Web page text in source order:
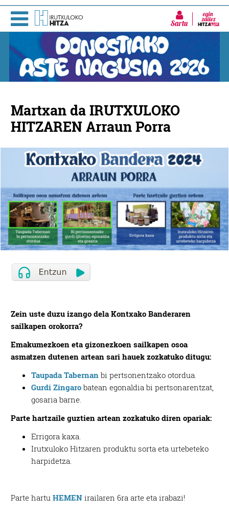
Sartu
Martxan da IRUTXULOKO
HITZAREN Arraun Porra
Zein uste duzu izango dela Kontxako Banderaren
sailkapen orokorra?
Emakumezkoen eta gizonezkoen sailkapen osoa
asmatzen dutenen artean sari hauek zozkatuko ditugu:
Taupada Tabernan bi pertsonentzako otordua.
Gurdi Zingaro batean egonaldia bi pertsonarentzat,
gosaria barne.
Parte hartzaile guztien artean zozkatuko diren opariak:
Errigora kaxa.
Irutxuloko Hitzaren produktu sorta eta urtebeteko
harpidetza.
Parte hartuHEMEN irailaren 6ra arte eta irabazi!